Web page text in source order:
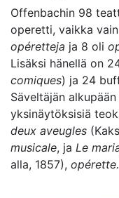
Offenbachin 98
operetti, vaikka
opéretteja ja 8 oli
Lisäksi hänellä on
comiques) ja 24
Säveltäjän
yksinäytöksisiä
deux aveugles
musicale, ja Le
alla, 1857), opérette.